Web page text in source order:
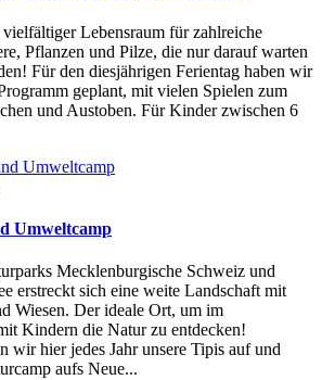
Lebensraum für zahlreiche
Pflanzen und Pilze, die nur darauf warten
Für den diesjährigen Ferientag haben wir
geplant, mit vielen Spielen zum
und Austoben. Für Kinder zwischen 6
Umweltcamp
Mecklenburgische Schweiz und
erstreckt sich eine weite Landschaft mit
Wiesen. Der ideale Ort, um im
Kindern die Natur zu entdecken!
wir hier jedes Jahr unsere Tipis auf und
aufs Neue...